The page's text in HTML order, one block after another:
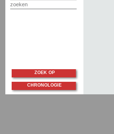
zoeken
ZOEK OP
CHRONOLOGIE